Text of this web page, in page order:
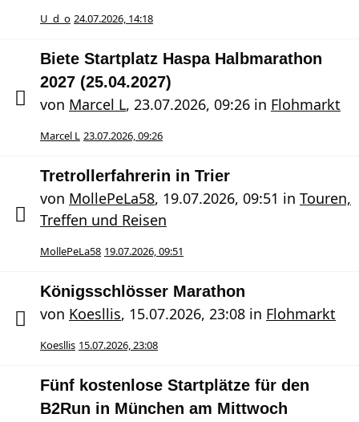
U_d_o 24.07.2026, 14:18
Biete Startplatz Haspa Halbmarathon
2027 (25.04.2027)
von Marcel L, 23.07.2026, 09:26 in Flohmarkt
Marcel L 23.07.2026, 09:26
Tretrollerfahrerin in Trier
von MollePeLa58, 19.07.2026, 09:51 in Touren,
Treffen und Reisen
MollePeLa58 19.07.2026, 09:51
Königsschlösser Marathon
von Koesllis, 15.07.2026, 23:08 in Flohmarkt
Koesllis 15.07.2026, 23:08
Fünf kostenlose Startplätze für den
B2Run in München am Mittwoch